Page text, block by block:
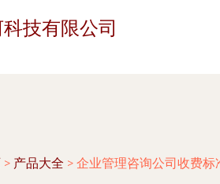
技有限公司
> 产品大全 > 企业管理咨询公司收费